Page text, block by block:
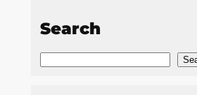
Search
S